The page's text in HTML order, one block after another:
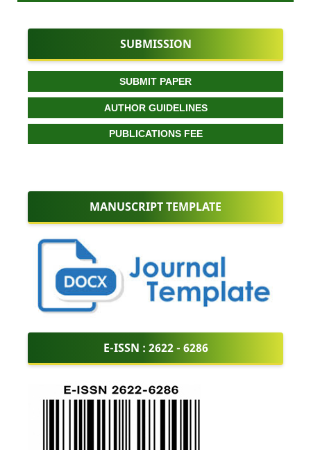
SUBMISSION
SUBMIT PAPER
AUTHOR GUIDELINES
PUBLICATIONS FEE
MANUSCRIPT TEMPLATE
E-ISSN : 2622 - 6286